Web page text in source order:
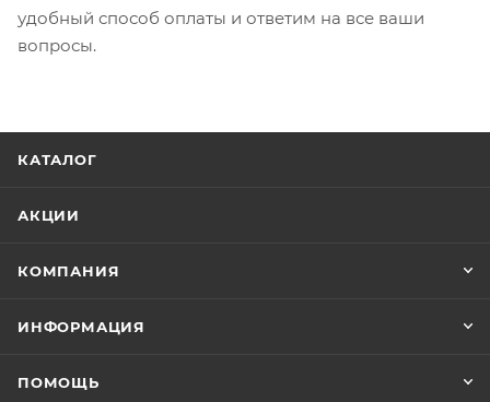
удобный способ оплаты и ответим на все ваши
вопросы.
КАТАЛОГ
АКЦИИ
КОМПАНИЯ
ИНФОРМАЦИЯ
ПОМОЩЬ